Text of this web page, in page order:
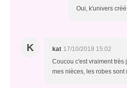
Oui, k'univers
K kat 17/10/2018 15:02
Coucou c'est vraiment
mes nièces, les robes sont